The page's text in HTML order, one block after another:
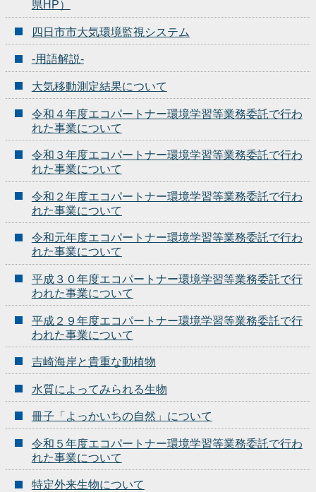
県HP）
四日市市大気環境監視システム
-用語解説-
大気移動測定結果について
令和４年度エコパートナー環境学習等業務委託で行わ
れた事業について
令和３年度エコパートナー環境学習等業務委託で行わ
れた事業について
令和２年度エコパートナー環境学習等業務委託で行わ
れた事業について
令和元年度エコパートナー環境学習等業務委託で行わ
れた事業について
平成３０年度エコパートナー環境学習等業務委託で行
われた事業について
平成２９年度エコパートナー環境学習等業務委託で行
われた事業について
吉崎海岸と貴重な動植物
水質によってみられる生物
冊子「よっかいちの自然」について
令和５年度エコパートナー環境学習等業務委託で行わ
れた事業について
特定外来生物について